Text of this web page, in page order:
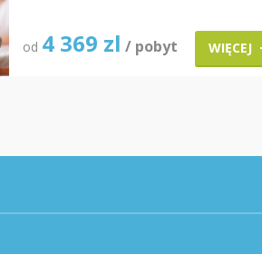
od 4 369 zl / pobyt WIĘCEJ